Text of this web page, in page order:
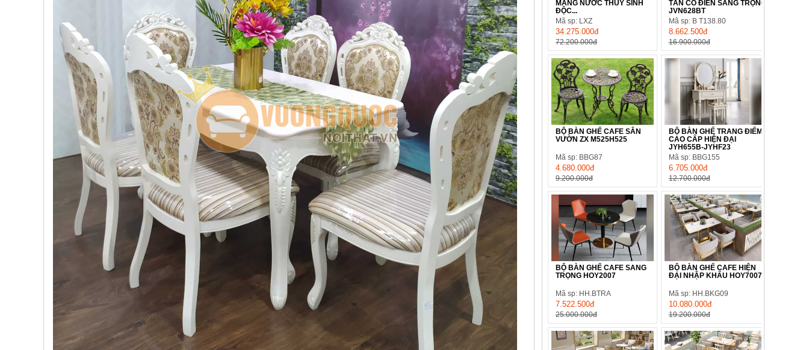
MÁNG NƯỚC THỦY SINH
ĐỘC...
Mã sp: LXZ
34.275.000đ
72.200.000đ
TÂN CỔ ĐIỂN SANG TRỌNG
JVN628BT
Mã sp: B T138.80
8.662.500đ
16.900.000đ
BỘ BÀN GHẾ CAFE SÂN
VƯỜN ZX M525H525
Mã sp: BBG87
4.680.000đ
9.200.000đ
BỘ BÀN GHẾ TRANG ĐIỂM
CAO CẤP HIỆN ĐẠI
JYH655B-JYHF23
Mã sp: BBG155
6.705.000đ
12.700.000đ
BỘ BÀN GHẾ CAFE SANG
TRỌNG HOY2007
Mã sp: HH.BTRA
7.522.500đ
25.000.000đ
BỘ BÀN GHẾ CAFE HIỆN
ĐẠI NHẬP KHẨU HOY7007
Mã sp: HH.BKG09
10.080.000đ
19.200.000đ